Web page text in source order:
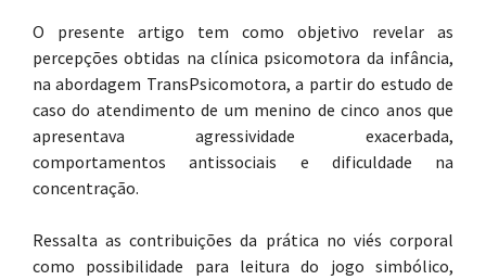
O presente artigo tem como objetivo revelar as
percepções obtidas na clínica psicomotora da infância,
na abordagem TransPsicomotora, a partir do estudo de
caso do atendimento de um menino de cinco anos que
apresentava agressividade exacerbada,
comportamentos antissociais e dificuldade na
concentração.
Ressalta as contribuições da prática no viés corporal
como possibilidade para leitura do jogo simbólico,